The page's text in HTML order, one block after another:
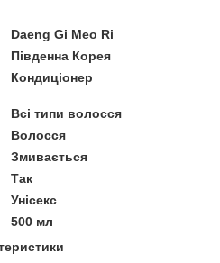
Daeng Gi Meo Ri
Південна Корея
Кондиціонер
Всі типи волосся
Волосся
Змивається
Так
Унісекс
500 мл